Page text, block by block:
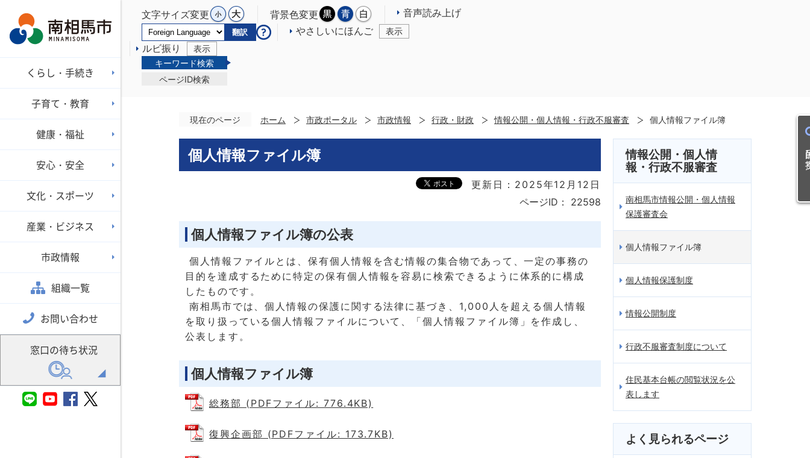
文字サイズ変更 背景色変更 音声読み上げ
翻訳 やさしいにほんご 表示
ルビ振り
表示
キーワード検索
ページID検索
くらし・手続き
子育て・教育
健康・福祉
安心・安全
文化・スポーツ
産業・ビジネス
市政情報
組織一覧
お問い合わせ
窓口の待ち状況
目
現在のページ ホーム 市政ポータル 市政情報 行政・財政 情報公開・個人情報・行政不服審査 個人情報ファイル簿
個人情報ファイル簿
更新日：2025年12月12日
ページID：
22598
個人情報ファイル簿の公表
個人情報ファイルとは、保有個人情報を含む情報の集合物であって、一定の事務の
目的を達成するために特定の保有個人情報を容易に検索できるように体系的に構成
したものです。
南相馬市では、個人情報の保護に関する法律に基づき、1,000人を超える個人情報
を取り扱っている個人情報ファイルについて、「個人情報ファイル簿」を作成し、
公表します。
個人情報ファイル簿
総務部 (PDFファイル: 776.4KB)
復興企画部 (PDFファイル: 173.7KB)
情報公開・個人情
報・行政不服審査
南相馬市情報公開・個人情報
保護審査会
個人情報ファイル簿
個人情報保護制度
情報公開制度
行政不服審査制度について
住民基本台帳の閲覧状況を公
表します
よく見られるページ